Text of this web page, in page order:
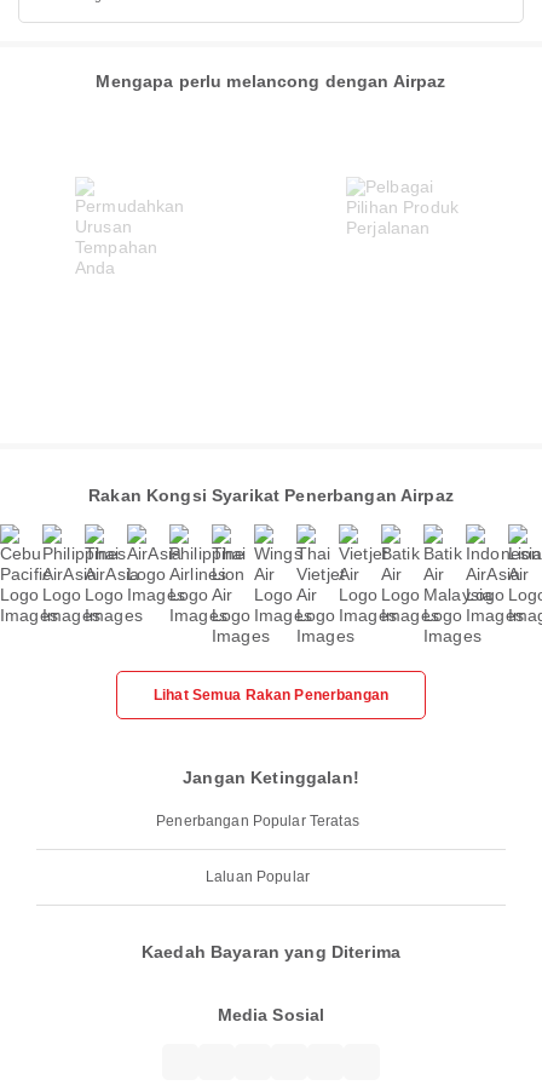
Mengapa perlu melancong dengan Airpaz
Rakan Kongsi Syarikat Penerbangan Airpaz
Lihat Semua Rakan Penerbangan
Jangan Ketinggalan!
Penerbangan Popular Teratas
Laluan Popular
Kaedah Bayaran yang Diterima
Media Sosial